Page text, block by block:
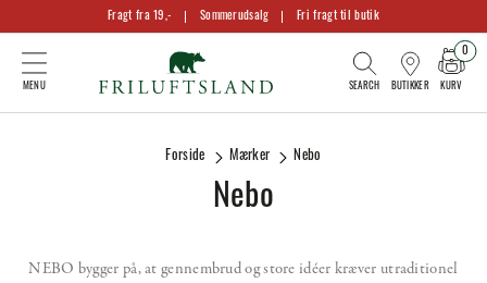
Fragt fra 19,- Sommerudsalg Fri fragt til butik
BUTIKKER KURV
0
Nebo
Forside Mærker Nebo
NEBO bygger på, at gennembrud og store idéer kræver utraditionel